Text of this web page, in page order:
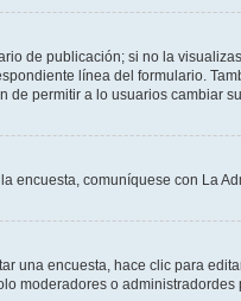
de publicación; si no la
línea del formulario.
de permitir a lo usuarios cambiar
encuesta, comuníquese con La
una encuesta, hace clic para
moderadores o